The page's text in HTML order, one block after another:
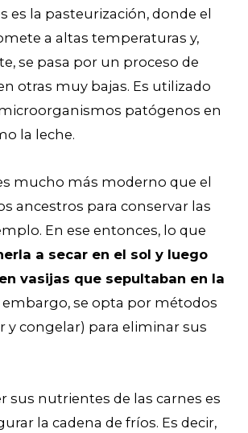
es la pasteurización, donde el
a altas temperaturas y,
se pasa por un proceso de
otras muy bajas. Es utilizado
patógenos en
la leche.
mucho más moderno que el
ancestros para conservar las
En ese entonces, lo que
a secar en el sol y luego
vasijas que sepultaban en la
embargo, se opta por métodos
y congelar) para eliminar sus
sus nutrientes de las carnes es
la cadena de fríos. Es decir,